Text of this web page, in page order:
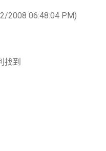
2008 06:48:04 PM)
找到